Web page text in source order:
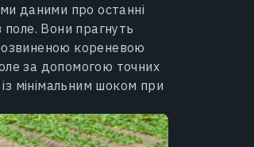
даними про останні
поле. Вони прагнуть
кореневою
за допомогою точних
мінімальним шоком при